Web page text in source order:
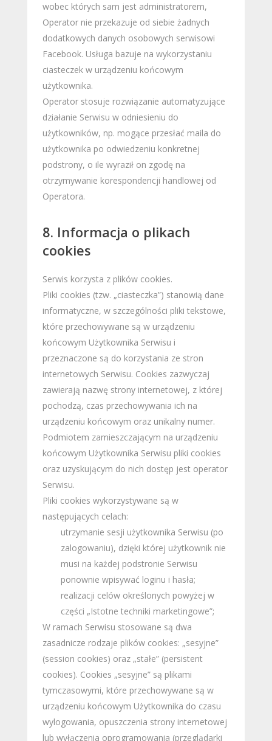
wobec których sam jest administratorem,
Operator nie przekazuje od siebie żadnych
dodatkowych danych osobowych serwisowi
Facebook. Usługa bazuje na wykorzystaniu
ciasteczek w urządzeniu końcowym
użytkownika.
Operator stosuje rozwiązanie automatyzujące
działanie Serwisu w odniesieniu do
użytkowników, np. mogące przesłać maila do
użytkownika po odwiedzeniu konkretnej
podstrony, o ile wyraził on zgodę na
otrzymywanie korespondencji handlowej od
Operatora.
8. Informacja o plikach
cookies
Serwis korzysta z plików cookies.
Pliki cookies (tzw. „ciasteczka”) stanowią dane
informatyczne, w szczególności pliki tekstowe,
które przechowywane są w urządzeniu
końcowym Użytkownika Serwisu i
przeznaczone są do korzystania ze stron
internetowych Serwisu. Cookies zazwyczaj
zawierają nazwę strony internetowej, z której
pochodzą, czas przechowywania ich na
urządzeniu końcowym oraz unikalny numer.
Podmiotem zamieszczającym na urządzeniu
końcowym Użytkownika Serwisu pliki cookies
oraz uzyskującym do nich dostęp jest operator
Serwisu.
Pliki cookies wykorzystywane są w
następujących celach:
utrzymanie sesji użytkownika Serwisu (po
zalogowaniu), dzięki której użytkownik nie
musi na każdej podstronie Serwisu
ponownie wpisywać loginu i hasła;
realizacji celów określonych powyżej w
części „Istotne techniki marketingowe”;
W ramach Serwisu stosowane są dwa
zasadnicze rodzaje plików cookies: „sesyjne”
(session cookies) oraz „stałe” (persistent
cookies). Cookies „sesyjne” są plikami
tymczasowymi, które przechowywane są w
urządzeniu końcowym Użytkownika do czasu
wylogowania, opuszczenia strony internetowej
lub wyłączenia oprogramowania (przeglądarki